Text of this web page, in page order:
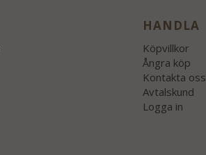
HANDLA
Köpvillkor
Ångra köp
Kontakta oss
Avtalskund
Logga in